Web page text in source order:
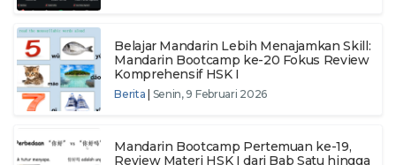
Belajar Mandarin Lebih Menajamkan Skill:
Mandarin Bootcamp ke-20 Fokus Review
Komprehensif HSK I
Berita| Senin, 9 Februari 2026
Mandarin Bootcamp Pertemuan ke-19,
Review Materi HSK I dari Bab Satu hingga